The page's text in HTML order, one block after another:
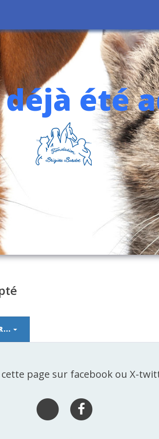
déjà été
page sur facebook ou X-